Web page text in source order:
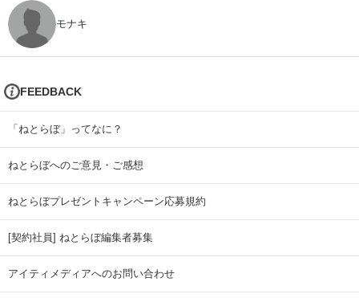
モナキ
FEEDBACK
「ねとらぼ」ってなに？
ねとらぼへのご意見・ご感想
ねとらぼプレゼントキャンペーン応募規約
[契約社員] ねとらぼ編集者募集
アイティメディアへのお問い合わせ